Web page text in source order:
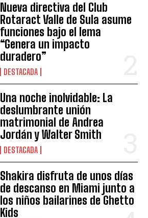
Nueva directiva del Club
Rotaract Valle de Sula asume
funciones bajo el lema
“Genera un impacto
duradero”
DESTACADA
Una noche inolvidable: La
deslumbrante unión
matrimonial de Andrea
Jordán y Walter Smith
DESTACADA
Shakira disfruta de unos días
de descanso en Miami junto a
los niños bailarines de Ghetto
Kids